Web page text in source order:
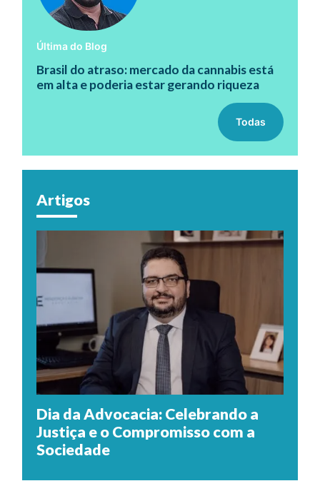
Última do Blog
Brasil do atraso: mercado da cannabis está
em alta e poderia estar gerando riqueza
Todas
Artigos
Dia da Advocacia: Celebrando a
Justiça e o Compromisso com a
Sociedade